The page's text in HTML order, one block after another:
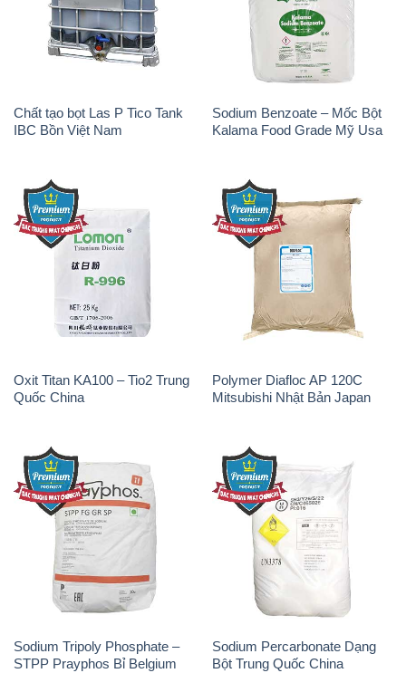
Chất tạo bọt Las P Tico Tank
IBC Bồn Việt Nam
Sodium Benzoate – Mốc Bột
Kalama Food Grade Mỹ Usa
Oxit Titan KA100 – Tio2 Trung
Quốc China
Polymer Diafloc AP 120C
Mitsubishi Nhật Bản Japan
Sodium Tripoly Phosphate –
STPP Prayphos Bỉ Belgium
Sodium Percarbonate Dạng
Bột Trung Quốc China